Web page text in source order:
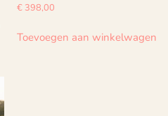
€398,00
Toevoegen aan winkelwagen